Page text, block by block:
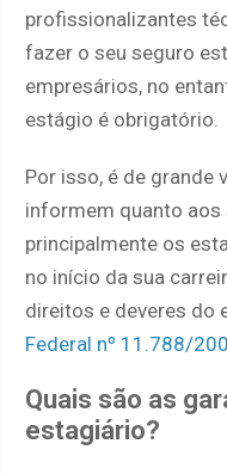
profissionalizantes
fazer o seu seguro
empresários, no
estágio é obrigatório.
Por isso, é de grande
informem quanto aos
principalmente os
no início da sua
direitos e deveres do
Federal nº 11.788/
Quais são as
estagiário?